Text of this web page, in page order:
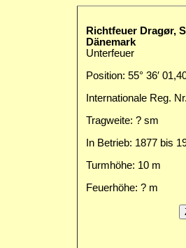
Richtfeuer Dragør,
Dänemark
Unterfeuer
Position: 55° 36′
Internationale Reg.
Tragweite: ? sm
In Betrieb: 1877 bis
Turmhöhe: 10 m
Feuerhöhe: ? m